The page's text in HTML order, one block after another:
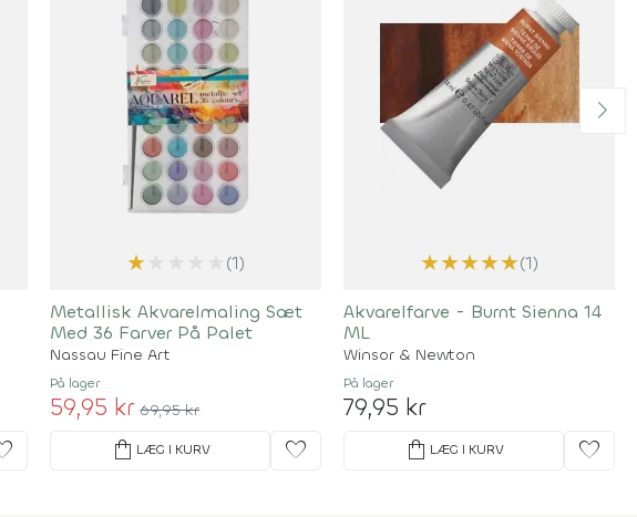
★ (1)
Metallisk Akvarelmaling Sæt
Med 36 Farver På Palet
Nassau Fine Art
På lager
59,95 kr 69,95 kr
shopping_bag LÆG I KURV favorite
★★★★★(1)
Akvarelfarve - Burnt Sienna 14
ML
Winsor & Newton
På lager
79,95 kr
shopping_bag LÆG I KURV favorite